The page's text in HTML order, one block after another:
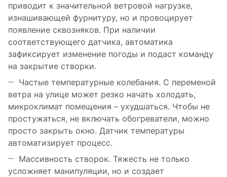
приводит к значительной ветровой нагрузке,
изнашивающей фурнитуру, но и провоцирует
появление сквозняков. При наличии
соответствующего датчика, автоматика
зафиксирует изменение погоды и подаст команду
на закрытие створки.
Частые температурные колебания. С переменой
ветра на улице может резко начать холодать,
микроклимат помещения – ухудшаться. Чтобы не
простужаться, не включать обогреватели, можно
просто закрыть окно. Датчик температуры
автоматизирует процесс.
Массивность створок. Тяжесть не только
усложняет манипуляции, но и создает